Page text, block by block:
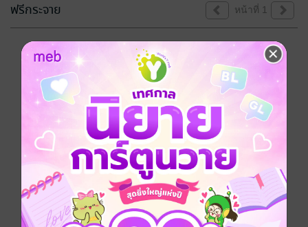
ฟรีกระจาย หน้าที่ 1
ขออภัยด้วยนะคะ
ไม่พบข้อมูลในหัวข้อที่คุณกำลังชมค่ะ